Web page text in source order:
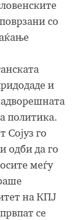
со
и
политика.
Сојуз го
одби да го
меѓу
на КПЈ
се